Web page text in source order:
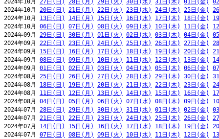
2024年10月 27日(日) 28日(月) 29日(火) 30日(水) 31日(木) 01日(金)
2024年10月 20日(日) 21日(月) 22日(火) 23日(水) 24日(木) 25日(金)
2024年10月 13日(日) 14日(月) 15日(火) 16日(水) 17日(木) 18日(金)
2024年10月 06日(日) 07日(月) 08日(火) 09日(水) 10日(木) 11日(金)
2024年09月 29日(日) 30日(月) 01日(火) 02日(水) 03日(木) 04日(金)
2024年09月 22日(日) 23日(月) 24日(火) 25日(水) 26日(木) 27日(金)
2024年09月 15日(日) 16日(月) 17日(火) 18日(水) 19日(木) 20日(金)
2024年09月 08日(日) 09日(月) 10日(火) 11日(水) 12日(木) 13日(金)
2024年09月 01日(日) 02日(月) 03日(火) 04日(水) 05日(木) 06日(金)
2024年08月 25日(日) 26日(月) 27日(火) 28日(水) 29日(木) 30日(金)
2024年08月 18日(日) 19日(月) 20日(火) 21日(水) 22日(木) 23日(金)
2024年08月 11日(日) 12日(月) 13日(火) 14日(水) 15日(木) 16日(金)
2024年08月 04日(日) 05日(月) 06日(火) 07日(水) 08日(木) 09日(金)
2024年07月 28日(日) 29日(月) 30日(火) 31日(水) 01日(木) 02日(金)
2024年07月 21日(日) 22日(月) 23日(火) 24日(水) 25日(木) 26日(金)
2024年07月 14日(日) 15日(月) 16日(火) 17日(水) 18日(木) 19日(金)
2024年07月 07日(日) 08日(月) 09日(火) 10日(水) 11日(木) 12日(金)